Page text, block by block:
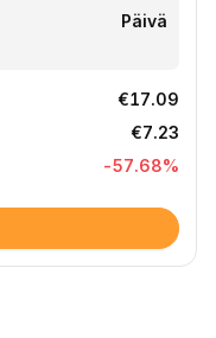
Päivä
€17.09
€7.23
-57.68%